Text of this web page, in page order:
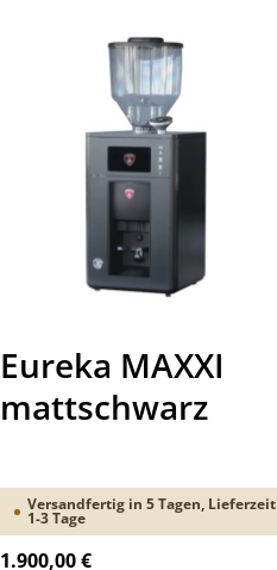
Eureka MAXXI
mattschwarz
Versandfertig in 5 Tagen, Lieferzeit
1-3 Tage
Regulärer Preis:
1.900,00 €